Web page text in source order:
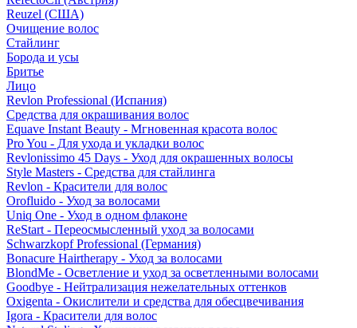
Reuzel (США)
Очищение волос
Стайлинг
Борода и усы
Бритье
Лицо
Revlon Professional (Испания)
Средства для окрашивания волос
Equave Instant Beauty - Мгновенная красота волос
Pro You - Для ухода и укладки волос
Revlonissimo 45 Days - Уход для окрашенных волосы
Style Masters - Средства для стайлинга
Revlon - Красители для волос
Orofluido - Уход за волосами
Uniq One - Уход в одном флаконе
ReStart - Переосмысленный уход за волосами
Schwarzkopf Professional (Германия)
Bonacure Hairtherapy - Уход за волосами
BlondMe - Осветление и уход за осветленными волосами
Goodbye - Нейтрализация нежелательных оттенков
Oxigenta - Окислители и средства для обесцвечивания
Igora - Красители для волос